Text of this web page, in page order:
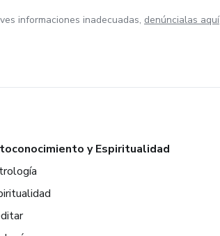
informaciones inadecuadas, denúncialas aquí
y Espiritualidad